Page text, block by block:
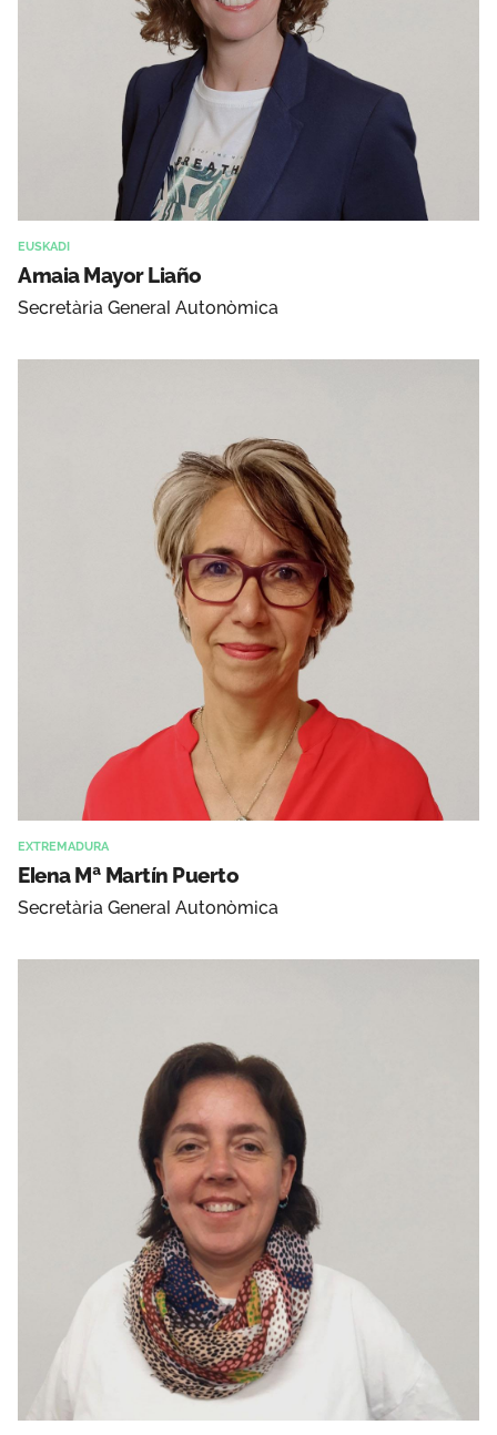
EUSKADI
Amaia Mayor Liaño
Secretària General Autonòmica
EXTREMADURA
Elena Mª Martín Puerto
Secretària General Autonòmica